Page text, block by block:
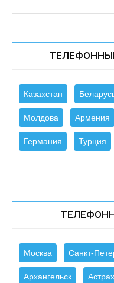
Казахстан
Молдова Армения
Германия Турция
Москва Санкт-
Архангельск